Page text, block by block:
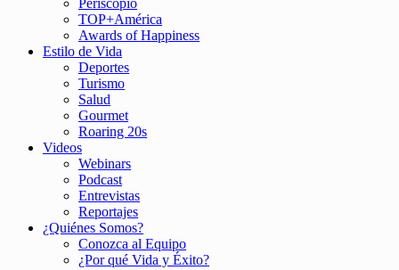
Periscopio
TOP+América
Awards of Happiness
Estilo de Vida
Deportes
Turismo
Salud
Gourmet
Roaring 20s
Videos
Webinars
Podcast
Entrevistas
Reportajes
¿Quiénes Somos?
Conozca al Equipo
¿Por qué Vida y Éxito?